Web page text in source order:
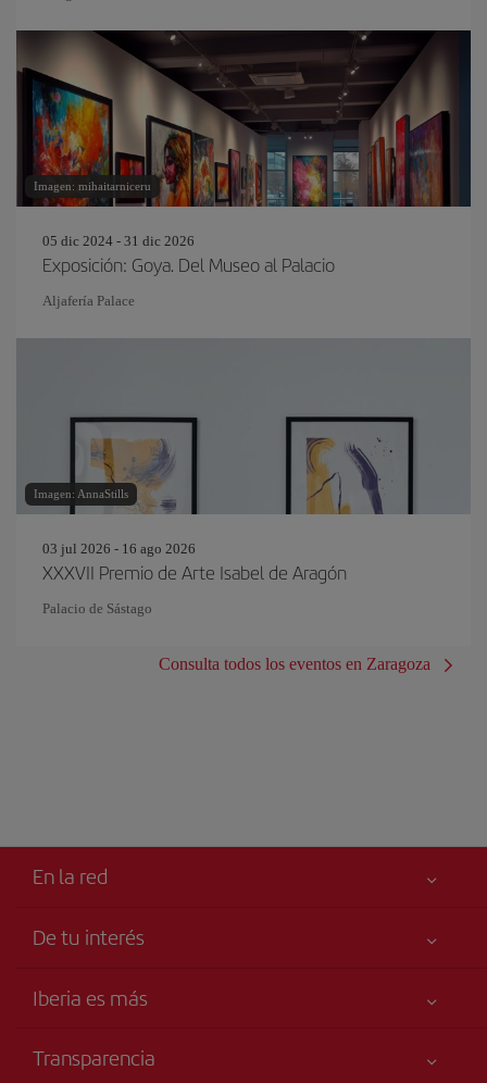
Imagen: mihaitarniceru
05 dic 2024 - 31 dic 2026
Exposición: Goya. Del Museo al Palacio
Aljafería Palace
Imagen: AnnaStills
03 jul 2026 - 16 ago 2026
XXXVII Premio de Arte Isabel de Aragón
Palacio de Sástago
Consulta todos los eventos en Zaragoza
En la red
De tu interés
Tu seguridad es lo primero
Iberia es más
Talento a bordo
Transparencia